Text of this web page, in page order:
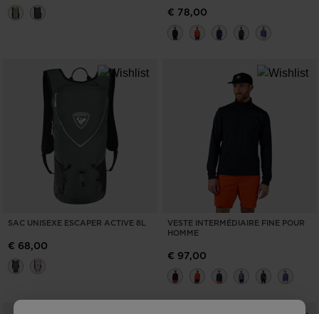
€ 78,00
SAC UNISEXE ESCAPER ACTIVE 8L
€ 68,00
VESTE INTERMÉDIAIRE FINE POUR
HOMME
€ 97,00